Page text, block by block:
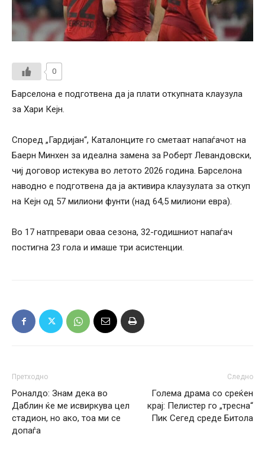
0
Барселона е подготвена да ја плати откупната клаузула
за Хари Кејн.
Според „Гардијан“, Каталонците го сметаат напаѓачот на
Баерн Минхен за идеална замена за Роберт Левандовски,
чиј договор истекува во летото 2026 година. Барселона
наводно е подготвена да ја активира клаузулата за откуп
на Кејн од 57 милиони фунти (над 64,5 милиони евра).
Во 17 натпревари оваа сезона, 32-годишниот напаѓач
постигна 23 гола и имаше три асистенции.
Претходно
Роналдо: Знам дека во
Даблин ќе ме исвиркува цел
стадион, но ако, тоа ми се
допаѓа
Следно
Голема драма со среќен
крај: Пелистер го „тресна“
Пик Сегед среде Битола